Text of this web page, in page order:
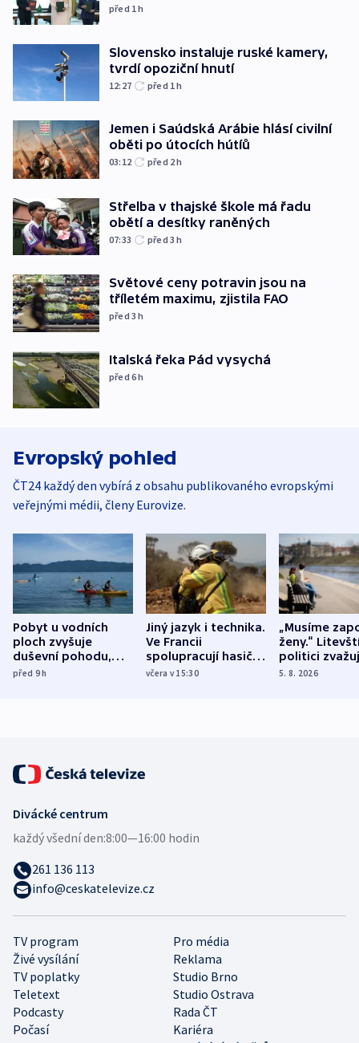
před 1h
Slovensko instaluje ruské kamery,
tvrdí opoziční hnutí
12:27 před 1h
Jemen i Saúdská Arábie hlásí civilní
oběti po útocích hútíů
03:12 před 2h
Střelba v thajské škole má řadu
obětí a desítky raněných
07:33 před 3h
Světové ceny potravin jsou na
tříletém maximu, zjistila FAO
před 3h
Italská řeka Pád vysychá
před 6h
Evropský pohled
ČT24 každý den vybírá z obsahu publikovaného evropskými
veřejnými médii, členy Eurovize.
Pobyt u vodních
ploch zvyšuje
duševní pohodu,
ukázala
před 9h
Jiný jazyk i technika.
Ve Francii
spolupracují hasiči z
různých zemí
včera v 15:30
„Musíme
ženy.“
politici
dohodu o
5. 8. 2026
TV program
Pro média
Živé vysílání
Reklama
TV poplatky
Studio Brno
Teletext
Studio Ostrava
Podcasty
Rada ČT
Počasí
Kariéra
Divácké centrum
každý všední den:8:00—16:00 hodin
261 136 113
info@ceskatelevize.cz